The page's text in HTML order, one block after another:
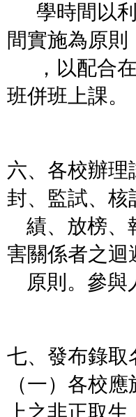
學時間以利
間實施為原則
，以配合在
班併班上課。
六、各校辦理
封、監試、核
績、放榜、
害關係者之迴
原則。參與
七、發布錄取
（一）各校
上之非正取生